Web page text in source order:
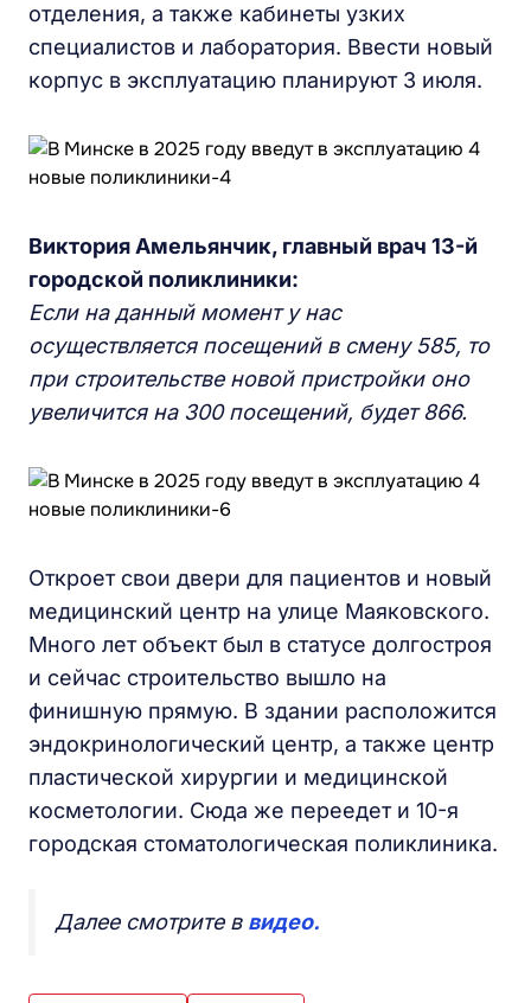
отделения, а также кабинеты узких
специалистов и лаборатория. Ввести новый
корпус в эксплуатацию планируют 3 июля.
Виктория Амельянчик, главный врач 13-й
городской поликлиники:
Если на данный момент у нас
осуществляется посещений в смену 585, то
при строительстве новой пристройки оно
увеличится на 300 посещений, будет 866.
Откроет свои двери для пациентов и новый
медицинский центр на улице Маяковского.
Много лет объект был в статусе долгостроя
и сейчас строительство вышло на
финишную прямую. В здании расположится
эндокринологический центр, а также центр
пластической хирургии и медицинской
косметологии. Сюда же переедет и 10-я
городская стоматологическая поликлиника.
Далее смотрите в видео.